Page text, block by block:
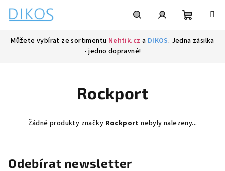
obsah
Můžete vybírat ze sortimentu Nehtik.cz a DIKOS. Jedna zásilka
- jedno dopravné!
Rockport
Žádné produkty značky Rockport nebyly nalezeny...
Odebírat newsletter